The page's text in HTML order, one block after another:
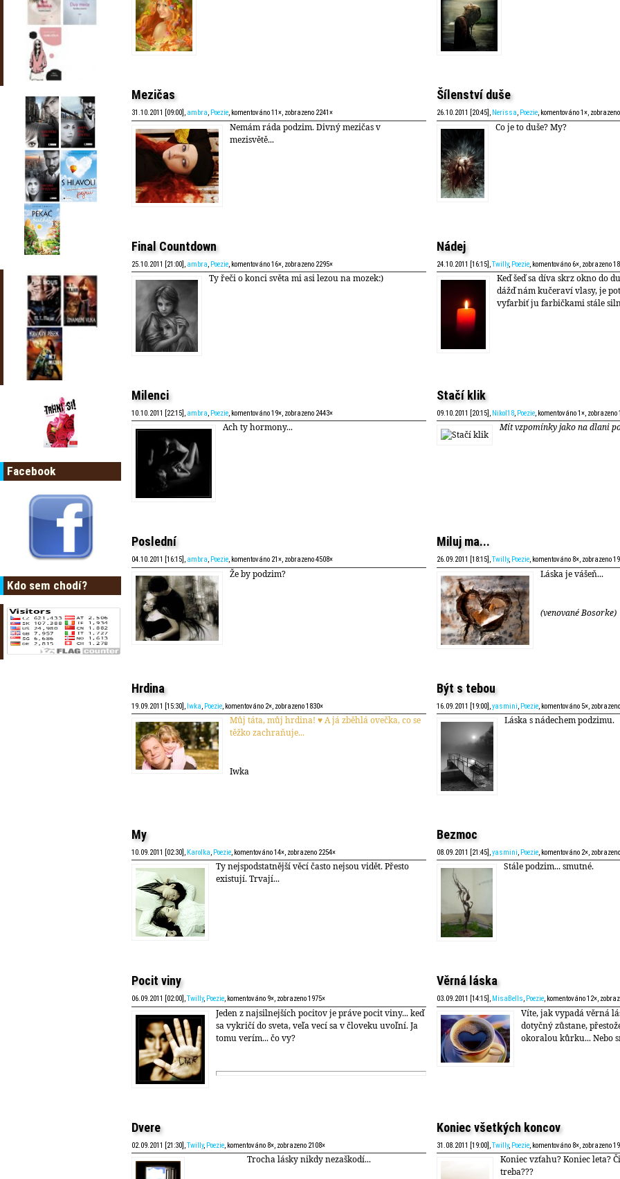
Facebook
Kdo sem chodí?
Mezičas
31.10.2011 [09:00], ambra, Poezie, komentováno 11×, zobrazeno 2241×
Nemám ráda podzim. Divný mezičas v
mezisvětě...
Šílenství duše
26.10.2011 [20:45], Nerissa, Poezie, komentováno 1×,
Co je to duše? My?
Final Countdown
25.10.2011 [21:00], ambra, Poezie, komentováno 16×, zobrazeno 2295×
Ty řeči o konci světa mi asi lezou na mozek:)
Nádej
24.10.2011 [16:15],Twilly, Poezie, komentováno 6×, zobrazeno
Keď šeď sa díva skrz okno do
dážď nám kučeraví vlasy, je
vyfarbiť ju farbičkami stále
Milenci
10.10.2011 [22:15], ambra, Poezie, komentováno 19×, zobrazeno 2443×
Ach ty hormony...
Stačí klik
09.10.2011 [20:15], Nikol18, Poezie, komentováno 1×, zobrazeno
Mít vzpomínky jako na dlani
Poslední
04.10.2011 [16:15], ambra, Poezie, komentováno 21×, zobrazeno 4508×
Že by podzim?
Miluj ma...
26.09.2011 [18:15],Twilly, Poezie, komentováno 8×, zobrazeno
Láska je vášeň...
(venované Bosorke)
Hrdina
19.09.2011 [15:30], Iwka, Poezie, komentováno 2×, zobrazeno 1830×
Můj táta, můj hrdina! ♥ A já zběhlá ovečka, co se
těžko zachraňuje...
Iwka
Být s tebou
16.09.2011 [19:00],yasmini, Poezie, komentováno 5×,
Láska s nádechem podzimu.
My
10.09.2011 [02:30], Karolka, Poezie, komentováno 14×, zobrazeno 2254×
Ty nejspodstatnější věcí často nejsou vidět. Přesto
existují. Trvají...
Bezmoc
08.09.2011 [21:45],yasmini, Poezie, komentováno 2×,
Stále podzim... smutné.
Pocit viny
06.09.2011 [02:00],Twilly, Poezie, komentováno 9×, zobrazeno 1975×
Jeden z najsilnejších pocitov je práve pocit viny... keď
sa vykričí do sveta, veľa vecí sa v človeku uvoľní. Ja
tomu verím... čo vy?
Věrná láska
03.09.2011 [14:15], MisaBells, Poezie, komentováno 12×,
Víte, jak vypadá věrná
dotyčný zůstane,
okoralou kůrku... Nebo
Dvere
02.09.2011 [21:30], Twilly, Poezie , komentováno 8×, zobrazeno 2108×
Trocha lásky nikdy nezaškodí...
Koniec všetkých koncov
31.08.2011 [19:00],Twilly, Poezie , komentováno 8×, zobrazeno
Koniec vzťahu? Koniec leta?
treba???